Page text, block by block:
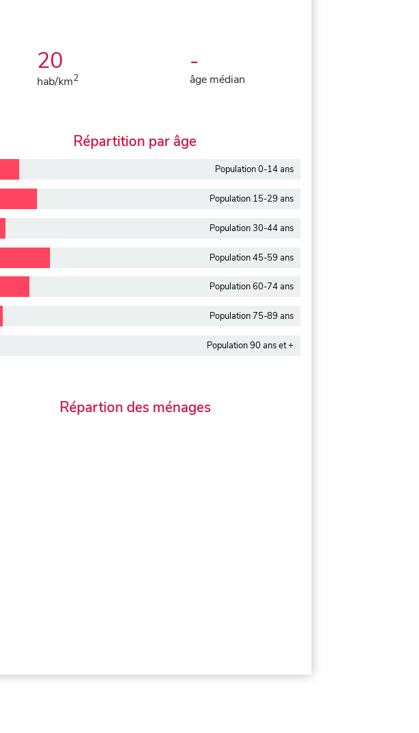
20
hab/km2
-
âge médian
Répartition par âge
Population 0-14 ans
Population 15-29 ans
Population 30-44 ans
Population 45-59 ans
Population 60-74 ans
Population 75-89 ans
Population 90 ans et +
Répartion des ménages